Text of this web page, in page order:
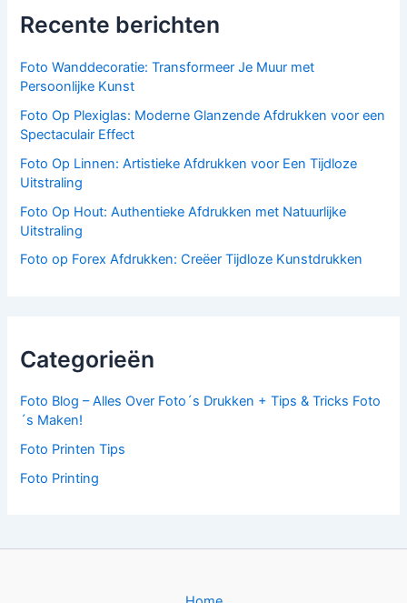
l
j
k
p
r
i
w
s
4
9
j
i
€
,
.
Recente berichten
Foto Wanddecoratie: Transformeer Je Muur met
Persoonlijke Kunst
Foto Op Plexiglas: Moderne Glanzende Afdrukken voor een
Spectaculair Effect
Foto Op Linnen: Artistieke Afdrukken voor Een Tijdloze
Uitstraling
Foto Op Hout: Authentieke Afdrukken met Natuurlijke
Uitstraling
Foto op Forex Afdrukken: Creëer Tijdloze Kunstdrukken
Categorieën
Foto Blog – Alles Over Foto´s Drukken + Tips & Tricks Foto
´s Maken!
Foto Printen Tips
Foto Printing